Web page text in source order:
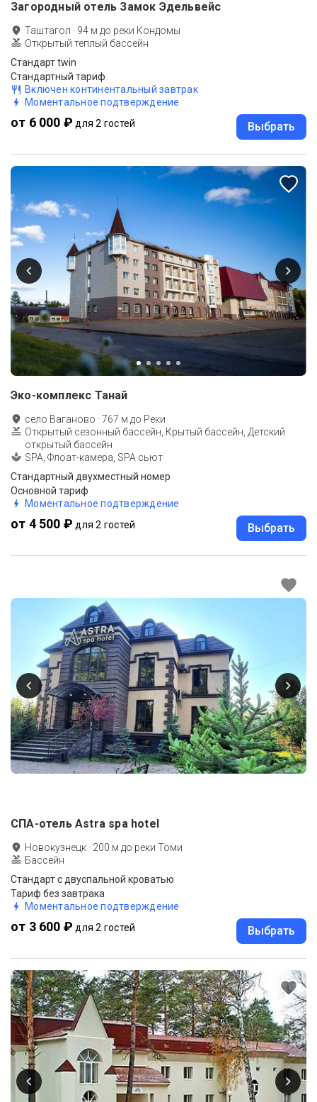
Загородный отель Замок Эдельвейс
Таштагол · 94 м до реки Кондомы
Открытый теплый бассейн
Стандарт twin
Стандартный тариф
Включен континентальный завтрак
Моментальное подтверждение
от 6 000 ₽ для 2 гостей Выбрать
Эко-комплекс Танай
село Ваганово ·767 м до Реки
Открытый сезонный бассейн, Крытый бассейн, Детский
открытый бассейн
SPA, Флоат-камера, SPA сьют
Стандартный двухместный номер
Основной тариф
Моментальное подтверждение
от 4 500 ₽ для 2 гостей Выбрать
СПА-отель Astra spa hotel
Новокузнецк · 200 м до реки Томи
Бассейн
Стандарт с двуспальной кроватью
Тариф без завтрака
Моментальное подтверждение
от 3 600 ₽ для 2 гостей Выбрать